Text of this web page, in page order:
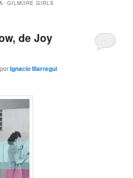
GILMORE GIRLS
de Joy
porIgnacio Illarregui